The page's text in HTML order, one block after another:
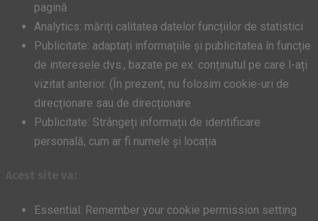
pagină
Analytics: măriți calitatea datelor funcțiilor de statistici
Publicitate: adaptați informațiile și publicitatea în funcție
de interesele dvs., bazate pe ex. conținutul pe care l-ați
vizitat anterior. (În prezent, nu folosim cookie-uri de
direcționare sau de direcționare
Publicitate: Strângeți informații de identificare
personală, cum ar fi numele și locația
Essential: Remember your cookie permission setting